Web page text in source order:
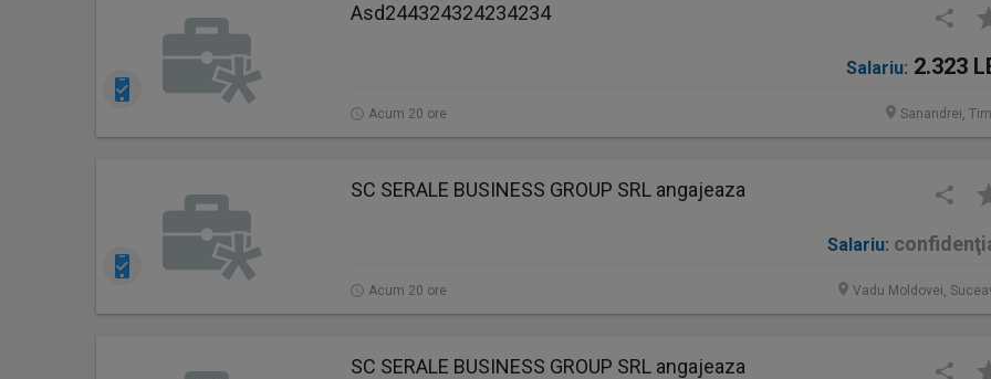
Asd244324324234234
Salariu: 2.323
Acum 20 ore Sanandrei,
SC SERALE BUSINESS GROUP SRL angajeaza
Salariu:
Acum 20 ore Vadu Moldovei,
SC SERALE BUSINESS GROUP SRL angajeaza